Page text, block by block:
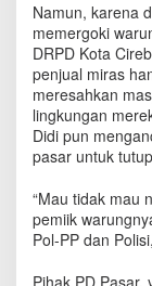
Namun, karena
memergoki
DRPD Kota
penjual miras
meresahkan
lingkungan
Didi pun
pasar untuk
“Mau tidak mau
pemiik
Pol-PP dan
Pihak PD Pasar,